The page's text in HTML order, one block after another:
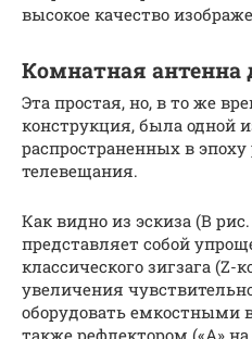
высокое качество
Комнатная антенна
Эта простая, но, в то же
конструкция, была одной
распространенных в эпоху
телевещания.
Как видно из эскиза (B рис.
представляет собой
классического зигзага (Z-
увеличения
оборудовать емкостными